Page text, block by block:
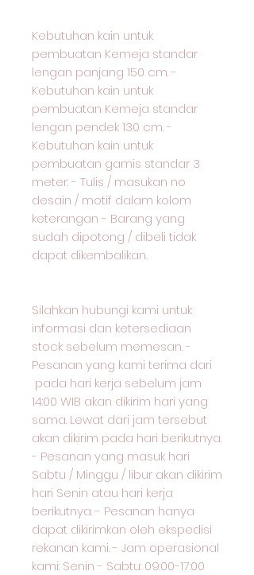
Kebutuhan kain untuk
pembuatan Kemeja standar
lengan panjang 150 cm. -
Kebutuhan kain untuk
pembuatan Kemeja standar
lengan pendek 130 cm. -
Kebutuhan kain untuk
pembuatan gamis standar 3
meter. - Tulis / masukan no
desain / motif dalam kolom
keterangan - Barang yang
sudah dipotong / dibeli tidak
dapat dikembalikan.
Silahkan hubungi kami untuk
informasi dan ketersediaan
stock sebelum memesan. -
Pesanan yang kami terima dari
pada hari kerja sebelum jam
14:00 WIB akan dikirim hari yang
sama. Lewat dari jam tersebut
akan dikirim pada hari berikutnya.
- Pesanan yang masuk hari
Sabtu / Minggu / libur akan dikirim
hari Senin atau hari kerja
berikutnya. - Pesanan hanya
dapat dikirimkan oleh ekspedisi
rekanan kami. - Jam operasional
kami: Senin - Sabtu: 09:00-17:00